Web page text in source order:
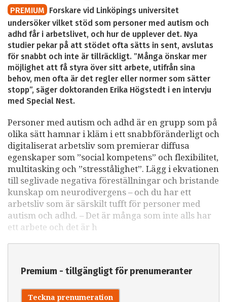
PREMIUM Forskare vid Linköpings universitet
undersöker vilket stöd som personer med autism och
adhd får i arbetslivet, och hur de upplever det. Nya
studier pekar på att stödet ofta sätts in sent, avslutas
för snabbt och inte är tillräckligt. ”Många önskar mer
möjlighet att få styra över sitt arbete, utifrån sina
behov, men ofta är det regler eller normer som sätter
stopp”, säger doktoranden Erika Högstedt i en intervju
med Special Nest.
Personer med autism och adhd är en grupp som på
olika sätt hamnar i kläm i ett snabbföränderligt och
digitaliserat arbetsliv som premierar diffusa
egenskaper som ”social kompetens” och flexibilitet,
multitasking och ”stresstålighet”. Lägg i ekvationen
till seglivade negativa föreställningar och bristande
kunskap om neurodivergens – och du har ett
arbetsliv som är särskilt tufft för personer med
autism och adhd. – Det är många som inte alls har
ett arbete och det är h
Premium - tillgängligt för prenumeranter
Teckna prenumeration